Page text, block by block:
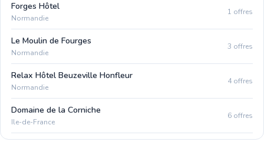
Forges Hôtel
Normandie
1 offres
Le Moulin de Fourges
Normandie
3 offres
Relax Hôtel Beuzeville Honfleur
Normandie
4 offres
Domaine de la Corniche
Ile-de-France
6 offres